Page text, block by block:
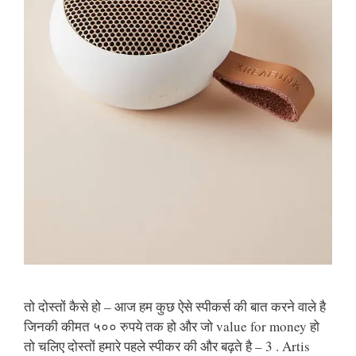
तो दोस्तों कैसे हो – आज हम कुछ ऐसे स्पीकर्स की बात करने वाले है
जिनकी कीमत ५०० रुपये तक हो और जो value for money हो
तो चलिए दोस्तों हमारे पहले स्पीकर की और बढ़ते है – 3 . Artis